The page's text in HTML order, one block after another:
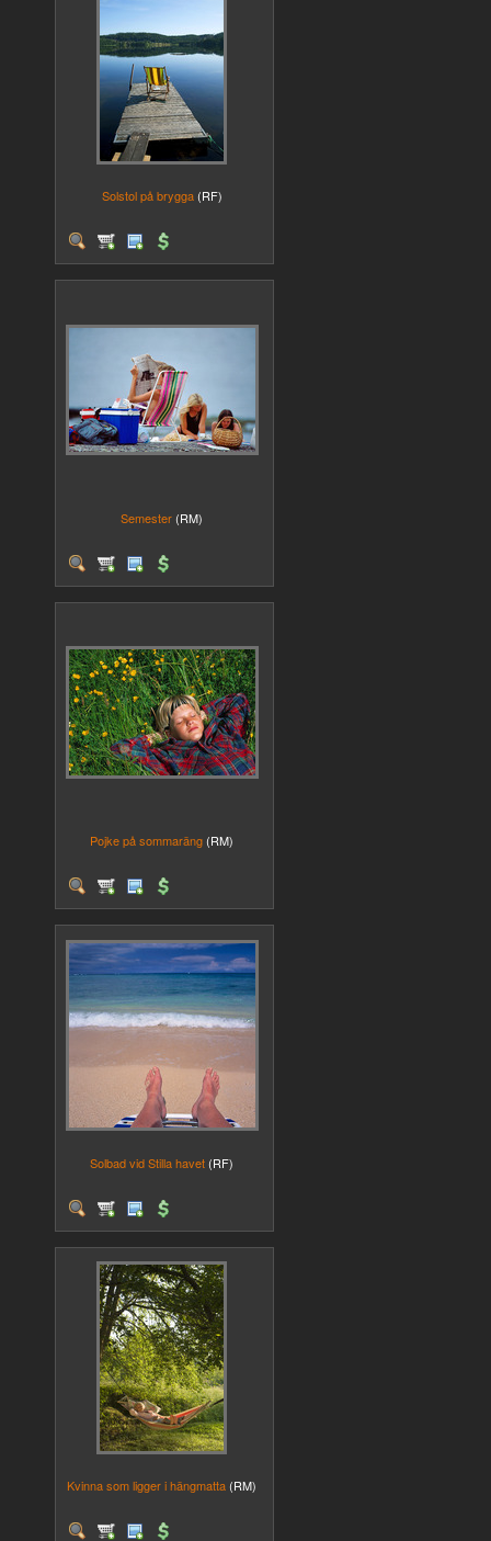
Solstol på brygga (RF)
Semester (RM)
Pojke på sommaräng (RM)
Solbad vid Stilla havet (RF)
Kvinna som ligger i hängmatta (RM)